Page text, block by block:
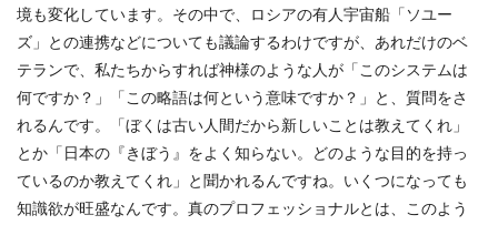
境も変化しています。その中で、ロシアの有人宇宙船「ソユー
ズ」との連携などについても議論するわけですが、あれだけのベ
テランで、私たちからすれば神様のような人が「このシステムは
何ですか？」「この略語は何という意味ですか？」と、質問をさ
れるんです。「ぼくは古い人間だから新しいことは教えてくれ」
とか「日本の『きぼう』をよく知らない。どのような目的を持っ
ているのか教えてくれ」と聞かれるんですね。いくつになっても
知識欲が旺盛なんです。真のプロフェッショナルとは、このよう